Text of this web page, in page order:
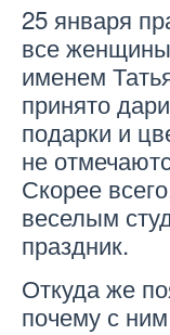
25 января
все
именем
принято
подарки и
не
Скорее
веселым
праздник.
Откуда же
почему с